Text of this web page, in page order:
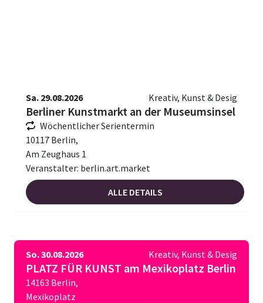
Sa. 29.08.2026 Kreativ, Kunst & Desig
Berliner Kunstmarkt an der Museumsinsel
Wöchentlicher Serientermin
10117 Berlin,
Am Zeughaus 1
Veranstalter: berlin.art.market
ALLE DETAILS
So. 30.08.2026 Kreativ, Kunst & Desig
PLATZ FÜR KUNST am Mexikoplatz Berlin
14163 Berlin,
Mexikoplatz